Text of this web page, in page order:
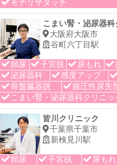
モナリザタッチ
こまい腎・泌尿器科
大阪府大阪市
谷町六丁目駅
頻尿 子宮脱 尿もれ
泌尿器科
感度アップ
骨盤臓器脱
腹圧性尿失
こまい腎・泌尿器科クリニッ
皆川クリニック
千葉県千葉市
新検見川駅
頻尿 子宮脱 尿もれ